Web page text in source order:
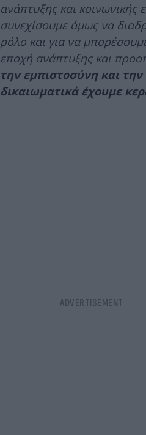
ανάπτυξης και κοινωνικής
συνεχίσουμε όμως να
ρόλο και για να
εποχή ανάπτυξης και
την εμπιστοσύνη και
δικαιωματικά έχουμε